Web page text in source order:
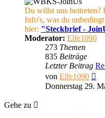
Du willst uns beitreten?
Info's, was du
hier: "Steckbrief -
Moderator: Elfe1090
273 Themen
835 Beiträge
Letzter Beitrag
von Elfe1090
Donnerstag 29.
Gehe zu